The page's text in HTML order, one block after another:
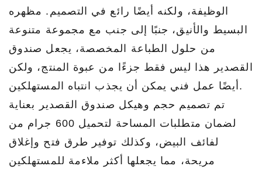
الوظيفة، ولكنه أيضًا رائع في التصميم. مظهره
البسيط والأنيق، جنبًا إلى جنب مع مجموعة متنوعة
من حلول الطباعة المخصصة، يجعل صندوق
القصدير هذا ليس فقط جزءًا من عبوة المنتج، ولكن
أيضًا عمل فني يمكن أن يجذب انتباه المستهلكين.
تم تصميم حجم وهيكل صندوق القصدير بعناية
لضمان متطلبات المساحة لتحميل 600 جرام من
لفائف البيض، وكذلك توفير طرق فتح وإغلاق
مريحة، مما يجعلها أكثر ملاءمة للمستهلكين